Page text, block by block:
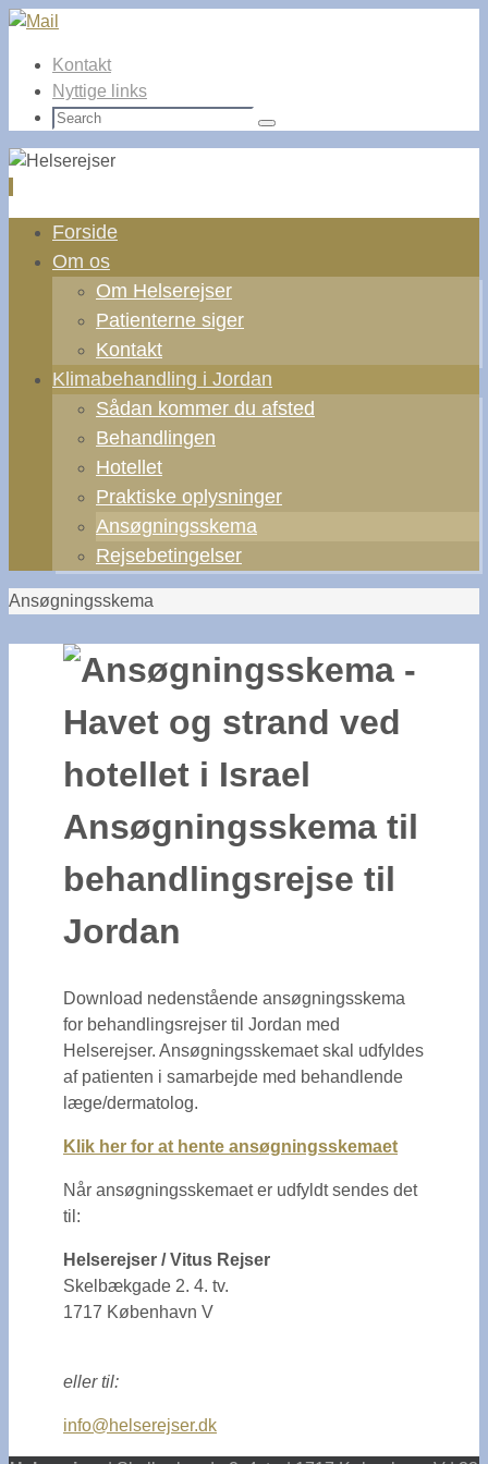
Kontakt
Nyttige links
Search
Search
Skip
content
Forside
Om os
Om Helserejser
Patienterne siger
Kontakt
Klimabehandling i Jordan
Sådan kommer du afsted
Behandlingen
Hotellet
Praktiske oplysninger
Ansøgningsskema
Rejsebetingelser
Home
Ansøgningsskema
Ansøgningsskema til
behandlingsrejse til
Jordan
Download nedenstående ansøgningsskema
for behandlingsrejser til Jordan med
Helserejser. Ansøgningsskemaet skal udfyldes
af patienten i samarbejde med behandlende
læge/dermatolog.
Klik her for at hente ansøgningsskemaet
Når ansøgningsskemaet er udfyldt sendes det
til:
Helserejser / Vitus Rejser
Skelbækgade 2. 4. tv.
1717 København V
eller til:
info@helserejser.dk